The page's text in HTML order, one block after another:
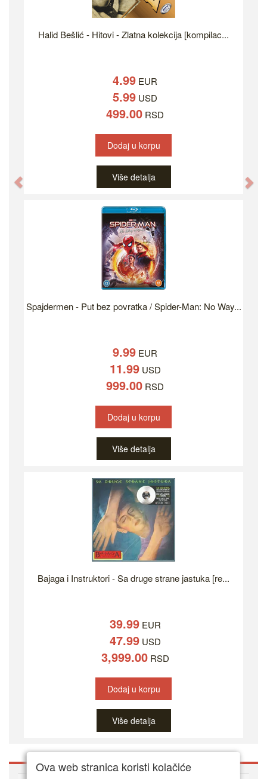
Halid Bešlić - Hitovi - Zlatna kolekcija [kompilac...
4.99 EUR
5.99 USD
499.00 RSD
Dodaj u korpu
Više detalja
Spajdermen - Put bez povratka / Spider-Man: No Way...
9.99 EUR
11.99USD
999.00 RSD
Dodaj u korpu
Više detalja
Bajaga i Instruktori - Sa druge strane jastuka [re...
39.99EUR
47.99USD
3,999.00RSD
Dodaj u korpu
Više detalja
Ova web stranica koristi kolačiće